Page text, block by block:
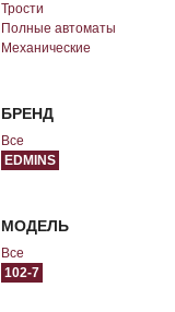
Трости
Полные автоматы
Механические
БРЕНД
Все
EDMINS
МОДЕЛЬ
Все
102-7